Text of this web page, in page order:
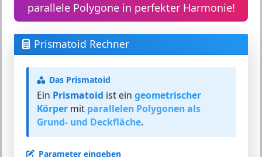
parallele Polygone in perfekter Harmonie!
Prismatoid Rechner
Das Prismatoid
Ein Prismatoid ist ein geometrischer
Körper mit parallelen Polygonen als
Grund- und Deckfläche.
Parameter eingeben